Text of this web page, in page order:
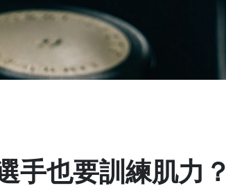
手也要訓練肌力？